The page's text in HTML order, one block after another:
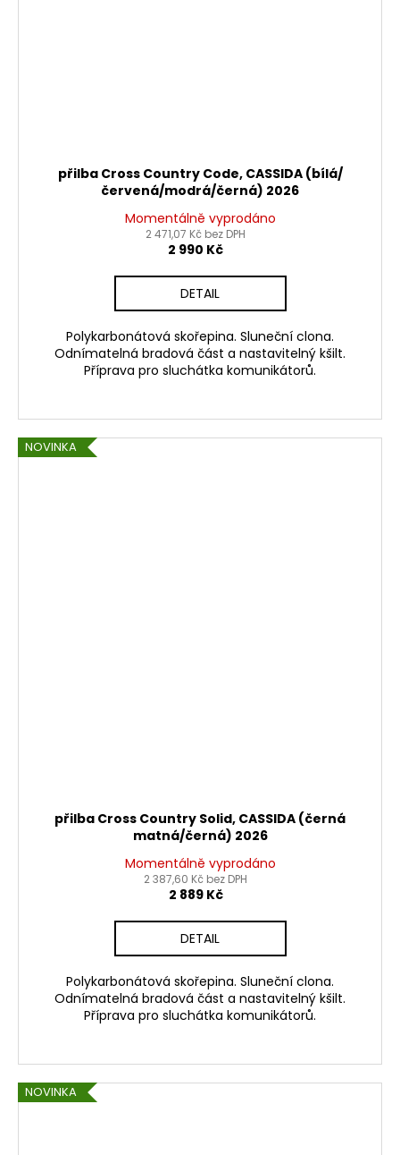
přilba Cross Country Code, CASSIDA (bílá/
červená/modrá/černá) 2026
Momentálně vyprodáno
2 471,07 Kč bez DPH
2 990 Kč
DETAIL
Polykarbonátová skořepina. Sluneční clona.
Odnímatelná bradová část a nastavitelný kšilt.
Příprava pro sluchátka komunikátorů.
NOVINKA
přilba Cross Country Solid, CASSIDA (černá
matná/černá) 2026
Momentálně vyprodáno
2 387,60 Kč bez DPH
2 889 Kč
DETAIL
Polykarbonátová skořepina. Sluneční clona.
Odnímatelná bradová část a nastavitelný kšilt.
Příprava pro sluchátka komunikátorů.
NOVINKA